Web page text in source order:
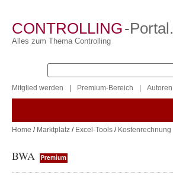
CONTROLLING-
Alles zum Thema Controlling
Mitglied werden Premium-Bereich Autoren
Home / Marktplatz / Excel-Tools / Kostenrechnung
BWA Premium